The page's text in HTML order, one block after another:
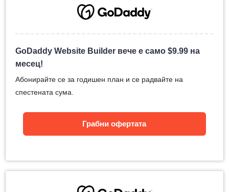
GoDaddy Website Builder вече е само$9.99 на
месец!
Абонирайте се за годишен план и се радвайте на
спестената сума.
Грабни офертата